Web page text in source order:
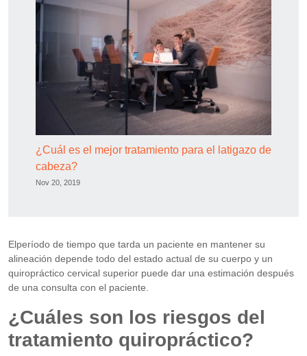
¿Cuál es el mejor tratamiento para el latigazo de
cabeza?
Nov 20, 2019
Elperíodo de tiempo que tarda un paciente en mantener su
alineación depende todo del estado actual de su cuerpo y un
quiropráctico cervical superior puede dar una estimación después
de una consulta con el paciente.
¿Cuáles son los riesgos del
tratamiento quiropráctico?